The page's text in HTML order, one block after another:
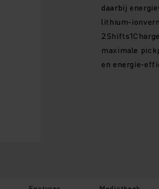
daarbij
lithium-
maximale
en energie-